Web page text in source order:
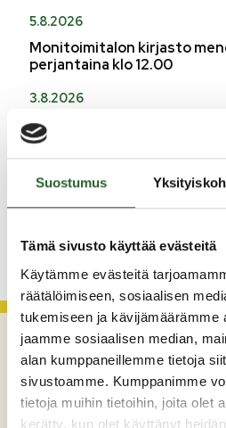
Suostumus
Tämä sivusto käyttää evästeitä
Käytämme evästeitä
räätälöimiseen, sosiaalisen
tukemiseen ja kävijämäärämme
jaamme sosiaalisen median,
alan kumppaneillemme tietoja
sivustoamme. Kumppanimme
tietoja muihin tietoihin, joita olet
kerätty, kun olet käyttänyt
5.8.2026
Monitoimitalon kirjasto
perjantaina klo 12.00
3.8.2026
Henkilömuutoksia
29.7.2026
Asfaltointityöt taajamassa
KATSO KAIKKI